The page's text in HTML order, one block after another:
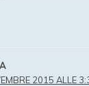
2015 ALLE